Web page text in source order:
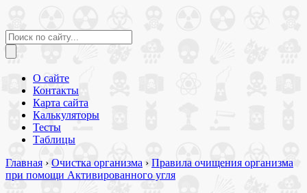
О сайте
Контакты
Карта сайта
Калькуляторы
Тесты
Таблицы
Главная › Очистка организма › Правила очищения организма
при помощи Активированного угля